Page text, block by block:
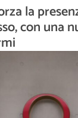
la
con una